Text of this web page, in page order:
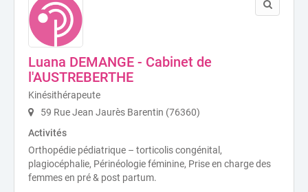
Luana DEMANGE - Cabinet de
l'AUSTREBERTHE
Kinésithérapeute
59 Rue Jean Jaurès Barentin (76360)
Activités
Orthopédie pédiatrique – torticolis congénital,
plagiocéphalie, Périnéologie féminine, Prise en charge des
femmes en pré & post partum.